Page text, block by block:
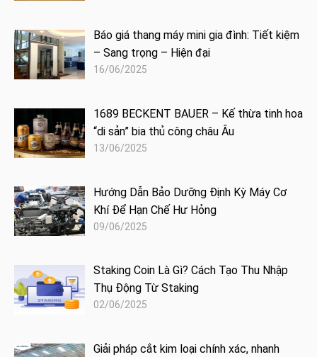
Báo giá thang máy mini gia đình: Tiết kiệm
– Sang trọng – Hiện đại
16/06/2025
1689 BECKENT BAUER – Kế thừa tinh hoa
“di sản” bia thủ công châu Âu
13/06/2025
Hướng Dẫn Bảo Dưỡng Định Kỳ Máy Cơ
Khí Để Hạn Chế Hư Hỏng
09/06/2025
Staking Coin Là Gì? Cách Tạo Thu Nhập
Thụ Động Từ Staking
02/06/2025
Giải pháp cắt kim loại chính xác, nhanh